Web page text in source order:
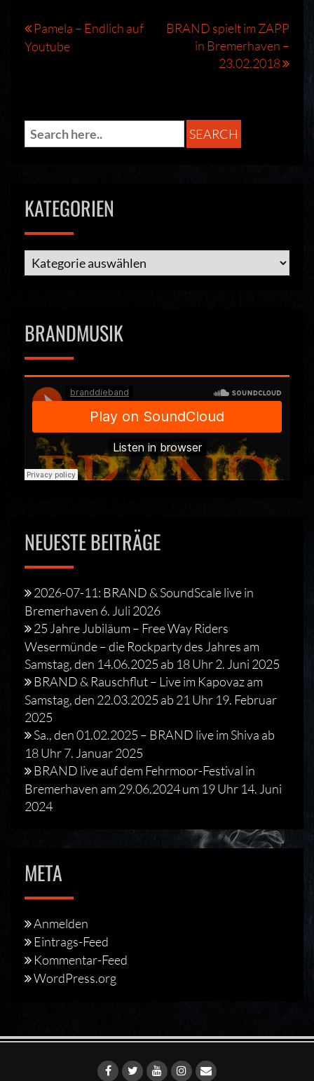
Beitragsnavigation
Pamela – Endlich auf
Youtube
BRAND spielt im ZAPP
in Bremerhaven –
23.02.2018
KATEGORIEN
Kategorien
BRANDMUSIK
NEUESTE BEITRÄGE
2026-07-11: BRAND & SoundScale live in
Bremerhaven 6. Juli 2026
25 Jahre Jubiläum – Free Way Riders
Wesermünde – die Rockparty des Jahres am
Samstag, den 14.06.2025 ab 18 Uhr2. Juni 2025
BRAND & Rauschflut – Live im Kapovaz am
Samstag, den 22.03.2025 ab 21 Uhr 19. Februar
2025
Sa., den 01.02.2025 – BRAND live im Shiva ab
18 Uhr7. Januar 2025
BRAND live auf dem Fehrmoor-Festival in
Bremerhaven am 29.06.2024 um 19 Uhr 14. Juni
2024
META
Anmelden
Eintrags-Feed
Kommentar-Feed
WordPress.org